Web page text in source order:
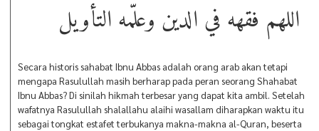
اللهم فقهه في الدين وعلّمه التأويل
Secara historis sahabat Ibnu Abbas adalah orang arab akan tetapi
mengapa Rasulullah masih berharap pada peran seorang Shahabat
Ibnu Abbas? Di sinilah hikmah terbesar yang dapat kita ambil. Setelah
wafatnya Rasulullah shalallahu alaihi wasallam diharapkan waktu itu
sebagai tongkat estafet terbukanya makna-makna al-Quran, beserta